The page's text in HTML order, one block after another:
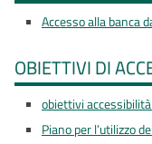
Accesso alla banca
OBIETTIVI DI
obiettivi
Piano per l’utilizzo